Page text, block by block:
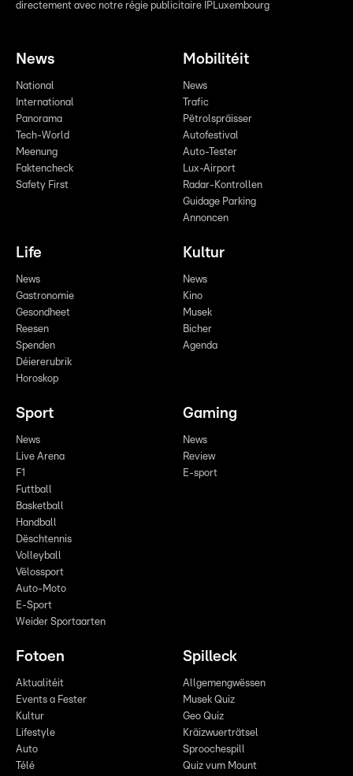
directement avec notre régie publicitaire IPLuxembourg
News
National
International
Panorama
Tech-World
Meenung
Faktencheck
Safety First
Mobilitéit
News
Trafic
Pëtrolspräisser
Autofestival
Auto-Tester
Lux-Airport
Radar-Kontrollen
Guidage Parking
Annoncen
Life
News
Gastronomie
Gesondheet
Reesen
Spenden
Déiererubrik
Horoskop
Kultur
News
Kino
Musek
Bicher
Agenda
Sport
News
Live Arena
F1
Futtball
Basketball
Handball
Dëschtennis
Volleyball
Vëlossport
Auto-Moto
E-Sport
Weider Sportaarten
Gaming
News
Review
E-sport
Fotoen
Aktualitéit
Events a Fester
Kultur
Lifestyle
Auto
Télé
Spilleck
Allgemengwëssen
Musek Quiz
Geo Quiz
Kräizwuerträtsel
Sproochespill
Quiz vum Mount